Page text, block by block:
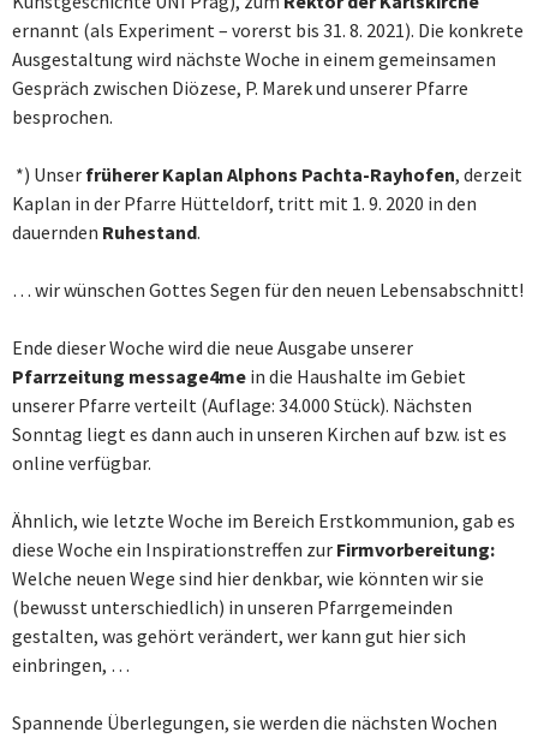
ernannt (als Experiment – vorerst bis 31. 8. 2021). Die konkrete
Ausgestaltung wird nächste Woche in einem gemeinsamen
Gespräch zwischen Diözese, P. Marek und unserer Pfarre
besprochen.
*) Unser früherer Kaplan Alphons Pachta-Rayhofen, derzeit
Kaplan in der Pfarre Hütteldorf, tritt mit 1. 9. 2020 in den
dauernden Ruhestand.
… wir wünschen Gottes Segen für den neuen Lebensabschnitt!
Ende dieser Woche wird die neue Ausgabe unserer
Pfarrzeitung message4me in die Haushalte im Gebiet
unserer Pfarre verteilt (Auflage: 34.000 Stück). Nächsten
Sonntag liegt es dann auch in unseren Kirchen auf bzw. ist es
online verfügbar.
Ähnlich, wie letzte Woche im Bereich Erstkommunion, gab es
diese Woche ein Inspirationstreffen zur Firmvorbereitung:
Welche neuen Wege sind hier denkbar, wie könnten wir sie
(bewusst unterschiedlich) in unseren Pfarrgemeinden
gestalten, was gehört verändert, wer kann gut hier sich
einbringen, …
Spannende Überlegungen, sie werden die nächsten Wochen